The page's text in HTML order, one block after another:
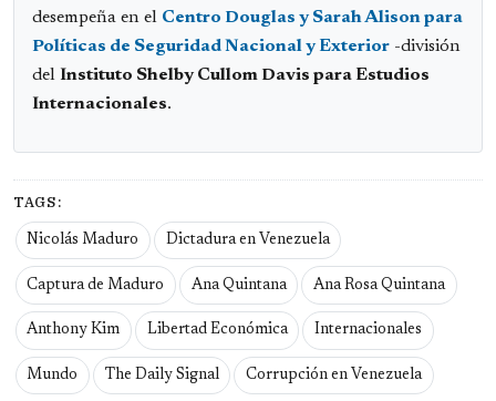
desempeña en el Centro Douglas y Sarah Alison para
Políticas de Seguridad Nacional y Exterior -división
del Instituto Shelby Cullom Davis para Estudios
Internacionales.
TAGS:
Nicolás Maduro Dictadura en Venezuela
Captura de Maduro Ana Quintana Ana Rosa Quintana
Anthony Kim Libertad Económica Internacionales
Mundo The Daily Signal Corrupción en Venezuela